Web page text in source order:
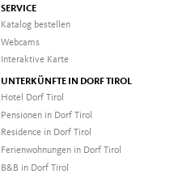
SERVICE
Katalog bestellen
Webcams
Interaktive Karte
UNTERKÜNFTE IN DORF TIROL
Hotel Dorf Tirol
Pensionen in Dorf Tirol
Residence in Dorf Tirol
Ferienwohnungen in Dorf Tirol
B&B in Dorf Tirol